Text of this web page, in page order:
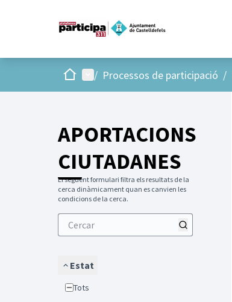
Inici Menú principal
/ Processos de participació /
APORTACIONS
CIUTADANES
El següent formulari filtra els resultats de la
cerca dinàmicament quan es canvien les
condicions de la cerca.
Estat
Tots